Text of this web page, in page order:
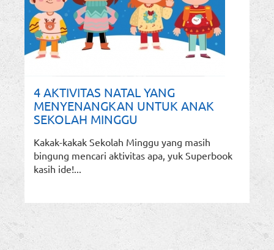
4 AKTIVITAS NATAL YANG
MENYENANGKAN UNTUK ANAK
SEKOLAH MINGGU
Kakak-kakak Sekolah Minggu yang masih
bingung mencari aktivitas apa, yuk Superbook
kasih ide!...